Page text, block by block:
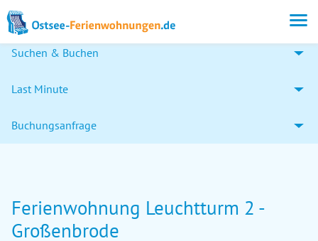
Suchen & Buchen
Last Minute
Buchungsanfrage
Ferienwohnung Leuchtturm 2 -
Großenbrode